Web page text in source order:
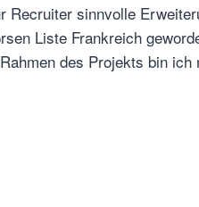
Recruiter sinnvolle
Liste Frankreich
des Projekts bin